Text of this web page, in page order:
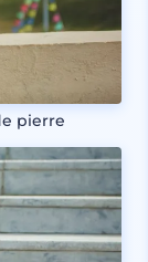
pierre